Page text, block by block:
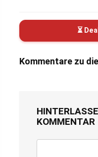
⏳
Kommentare zu
KOMMENTAR